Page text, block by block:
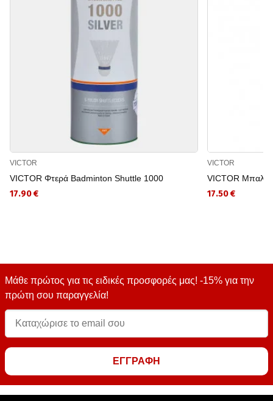
VICTOR
VICTOR Φτερά Badminton Shuttle 1000
17.90 €
VICTOR
VICTOR
17.50 €
Μάθε πρώτος για τις ειδικές προσφορές μας! -15% για την
πρώτη σου παραγγελία!
ΕΓΓΡΑΦΗ